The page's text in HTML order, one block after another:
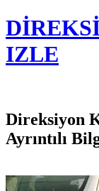
IZLE
Direksiyon
Ayrıntılı